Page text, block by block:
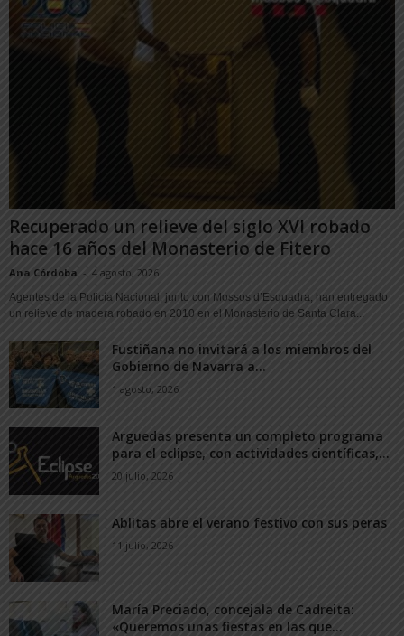
Recuperado un relieve del siglo XVI robado
hace 16 años del Monasterio de Fitero
Ana Córdoba - 4 agosto, 2026
Agentes de la Policía Nacional, junto con Mossos d’Esquadra, han entregado
un relieve de madera robado en 2010 en el Monasterio de Santa Clara...
Fustiñana no invitará a los miembros del
Gobierno de Navarra a...
1 agosto, 2026
Arguedas presenta un completo programa
para el eclipse, con actividades científicas,...
20 julio, 2026
Ablitas abre el verano festivo con sus peras
11 julio, 2026
María Preciado, concejala de Cadreita:
«Queremos unas fiestas en las que...